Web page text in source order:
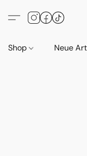
Shop Neue